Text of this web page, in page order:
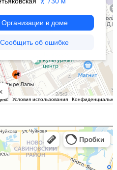
Москвы, ближайшее метро Новокузнецкая —